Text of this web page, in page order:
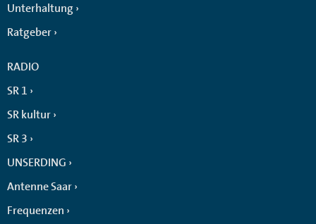
Unterhaltung
Ratgeber
RADIO
SR 1
SR kultur
SR 3
UNSERDING
Antenne Saar
Frequenzen